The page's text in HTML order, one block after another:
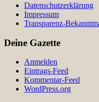
Datenschutzerklärung
Impressum
Transparenz-
Deine Gazette
Anmelden
Eintrags-Feed
Kommentar-Feed
WordPress.org